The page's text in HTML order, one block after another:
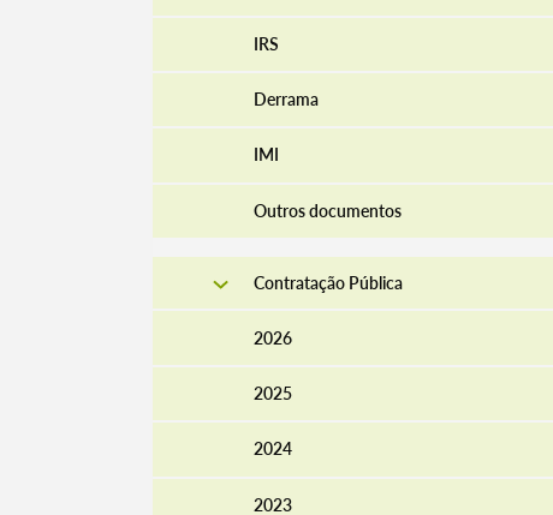
IRS
Derrama
IMI
Outros documentos
Contratação Pública
2026
2025
2024
2023